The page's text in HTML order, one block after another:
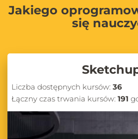
Jakiego
się
Liczba dostępnych kursów: 36
Łączny czas trwania kursów: 191